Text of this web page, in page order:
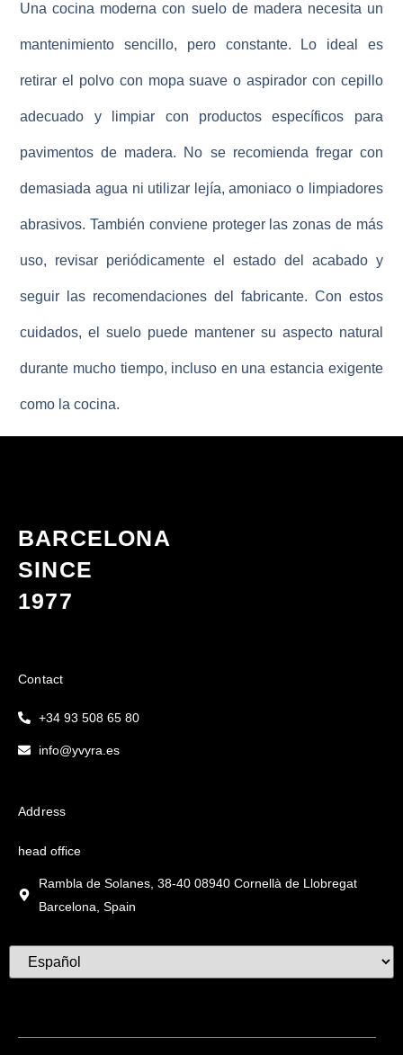
Una cocina moderna con suelo de madera necesita un
mantenimiento sencillo, pero constante. Lo ideal es
retirar el polvo con mopa suave o aspirador con cepillo
adecuado y limpiar con productos específicos para
pavimentos de madera. No se recomienda fregar con
demasiada agua ni utilizar lejía, amoniaco o limpiadores
abrasivos. También conviene proteger las zonas de más
uso, revisar periódicamente el estado del acabado y
seguir las recomendaciones del fabricante. Con estos
cuidados, el suelo puede mantener su aspecto natural
durante mucho tiempo, incluso en una estancia exigente
como la cocina.
BARCELONA
SINCE
1977
Contact
+34 93 508 65 80
info@yvyra.es
Address
head office
Rambla de Solanes, 38-40 08940 Cornellà de Llobregat
Barcelona, Spain